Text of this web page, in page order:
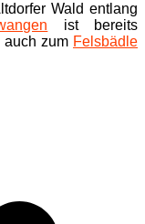
Wald entlang
ist bereits
auch zum Felsbädle